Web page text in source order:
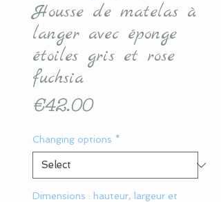
Housse de matelas à
langer avec éponge
étoiles gris et rose
fuchsia
€42.00Price
Changing options *
Dimensions : hauteur, largeur et